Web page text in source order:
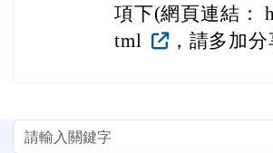
項下(網頁連結：
tml
，請多加分
左邊區域內容